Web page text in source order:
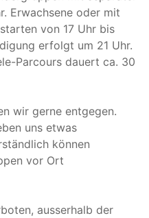
Erwachsene oder mit
von 17 Uhr bis
erfolgt um 21 Uhr.
Parcours dauert ca. 30
wir gerne entgegen.
uns etwas
können
vor Ort
ausserhalb der